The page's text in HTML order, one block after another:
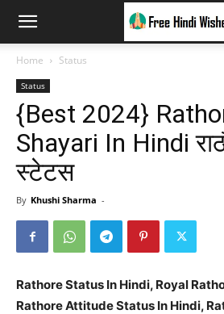
Home Status
Status
{Best 2024}
Shayari In Hindi
स्टेटस
By Khushi Sharma -
Rathore Status In Hindi, Royal
Rathore Attitude Status In Hindi,